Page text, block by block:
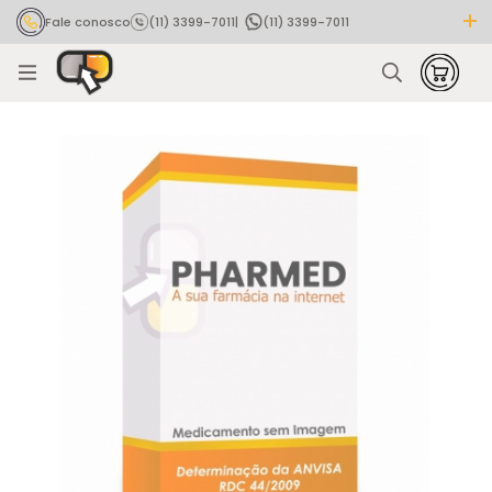
Fale conosco (11) 3399-7011|
(11) 3399-7011
Rastrear pedido